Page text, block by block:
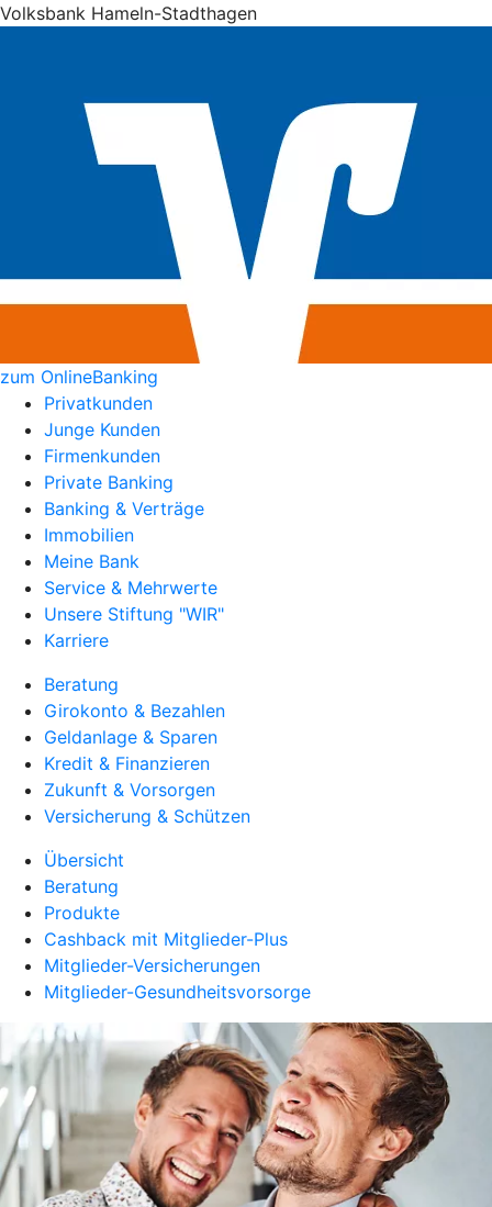
Volksbank Hameln-Stadthagen
zum OnlineBanking
Privatkunden
Junge Kunden
Firmenkunden
Private Banking
Banking & Verträge
Immobilien
Meine Bank
Service & Mehrwerte
Unsere Stiftung "WIR"
Karriere
Beratung
Girokonto & Bezahlen
Geldanlage & Sparen
Kredit & Finanzieren
Zukunft & Vorsorgen
Versicherung & Schützen
Übersicht
Beratung
Produkte
Cashback mit Mitglieder-Plus
Mitglieder-Versicherungen
Mitglieder-Gesundheitsvorsorge